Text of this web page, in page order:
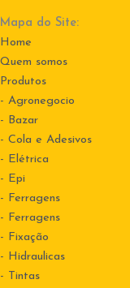
Mapa do Site:
Home
Quem somos
Produtos
- Agronegocio
- Bazar
- Cola e Adesivos
- Elétrica
- Epi
- Ferragens
- Ferragens
- Fixação
- Hidraulicas
- Tintas